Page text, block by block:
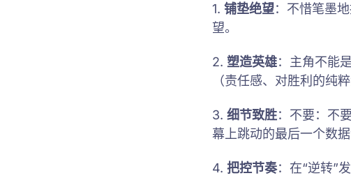
1. 铺垫绝望：不惜笔墨
望。
2. 塑造英雄：主角不能
（责任感、对胜利的纯
3. 细节致胜：不要：不
幕上跳动的最后一个数
4. 把控节奏：在“逆转”